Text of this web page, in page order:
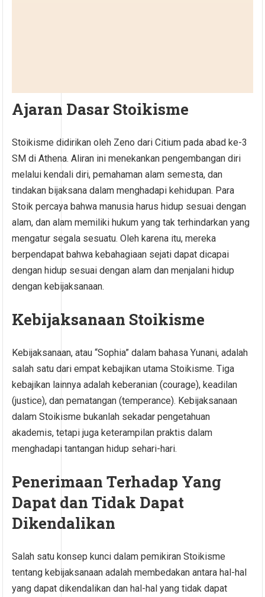
Ajaran Dasar Stoikisme
Stoikisme didirikan oleh Zeno dari Citium pada abad ke-3
SM di Athena. Aliran ini menekankan pengembangan diri
melalui kendali diri, pemahaman alam semesta, dan
tindakan bijaksana dalam menghadapi kehidupan. Para
Stoik percaya bahwa manusia harus hidup sesuai dengan
alam, dan alam memiliki hukum yang tak terhindarkan yang
mengatur segala sesuatu. Oleh karena itu, mereka
berpendapat bahwa kebahagiaan sejati dapat dicapai
dengan hidup sesuai dengan alam dan menjalani hidup
dengan kebijaksanaan.
Kebijaksanaan Stoikisme
Kebijaksanaan, atau “Sophia” dalam bahasa Yunani, adalah
salah satu dari empat kebajikan utama Stoikisme. Tiga
kebajikan lainnya adalah keberanian (courage), keadilan
(justice), dan pematangan (temperance). Kebijaksanaan
dalam Stoikisme bukanlah sekadar pengetahuan
akademis, tetapi juga keterampilan praktis dalam
menghadapi tantangan hidup sehari-hari.
Penerimaan Terhadap Yang
Dapat dan Tidak Dapat
Dikendalikan
Salah satu konsep kunci dalam pemikiran Stoikisme
tentang kebijaksanaan adalah membedakan antara hal-hal
yang dapat dikendalikan dan hal-hal yang tidak dapat